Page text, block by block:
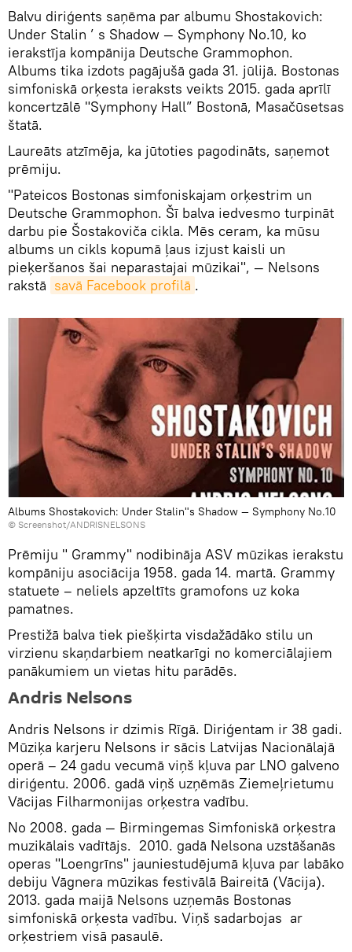
Balvu diriģents saņēma par albumu Shostakovich:
Under Stalin ’ s Shadow — Symphony No.10, ko
ierakstīja kompānija Deutsche Grammophon.
Albums tika izdots pagājušā gada 31. jūlijā. Bostonas
simfoniskā orķesta ieraksts veikts 2015. gada aprīlī
koncertzālē "Symphony Hall” Bostonā, Masačūsetsas
štatā.
Laureāts atzīmēja, ka jūtoties pagodināts, saņemot
prēmiju.
"Pateicos Bostonas simfoniskajam orķestrim un
Deutsche Grammophon. Šī balva iedvesmo turpināt
darbu pie Šostakoviča cikla. Mēs ceram, ka mūsu
albums un cikls kopumā ļaus izjust kaisli un
pieķeršanos šai neparastajai mūzikai", — Nelsons
rakstā savā Facebook profilā .
Albums Shostakovich: Under Stalin"s Shadow — Symphony No.10
© Screenshot/ANDRISNELSONS
Prēmiju " Grammy" nodibināja ASV mūzikas ierakstu
kompāniju asociācija 1958. gada 14. martā. Grammy
statuete – neliels apzeltīts gramofons uz koka
pamatnes.
Prestižā balva tiek piešķirta visdažādāko stilu un
virzienu skaņdarbiem neatkarīgi no komerciālajiem
panākumiem un vietas hitu parādēs.
Andris Nelsons
Andris Nelsons ir dzimis Rīgā. Diriģentam ir 38 gadi.
Mūziķa karjeru Nelsons ir sācis Latvijas Nacionālajā
operā – 24 gadu vecumā viņš kļuva par LNO galveno
diriģentu. 2006. gadā viņš uzņēmās Ziemeļrietumu
Vācijas Filharmonijas orķestra vadību.
No 2008. gada — Birmingemas Simfoniskā orķestra
muzikālais vadītājs. 2010. gadā Nelsona uzstāšanās
operas "Loengrīns" jauniestudējumā kļuva par labāko
debiju Vāgnera mūzikas festivālā Baireitā (Vācija).
2013. gada maijā Nelsons uzņemās Bostonas
simfoniskā orķesta vadību. Viņš sadarbojas ar
orķestriem visā pasaulē.